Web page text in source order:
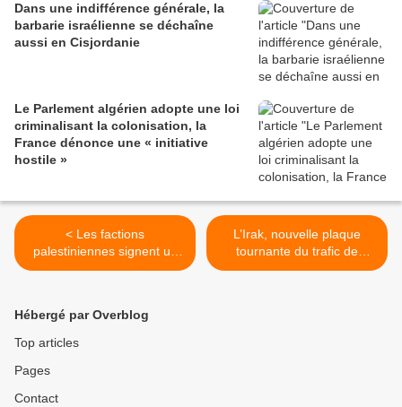
Dans une indifférence générale, la
barbarie israélienne se déchaîne
aussi en Cisjordanie
Le Parlement algérien adopte une loi
criminalisant la colonisation, la
France dénonce une « initiative
hostile »
< Les factions
palestiniennes signent un
accord d’unité nationale à
L’Irak, nouvelle plaque
tournante du trafic de
drogue au Moyen-Orient ?
Hébergé par Overblog
Top articles
Pages
Contact